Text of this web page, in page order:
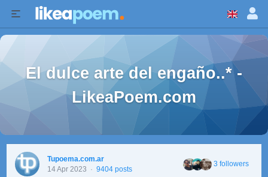
El dulce arte del engaño..* -
LikeaPoem.com
Tupoema.com.ar
14 Apr 2023 · 9404 posts
3 followers